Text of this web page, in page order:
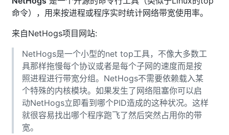
命令），用来按进程或程序实时统计网络带宽使用率。
来自NetHogs项目网站:
NetHogs是一个小型的net top工具，不像大多数工
具那样拖慢每个协议或者是每个子网的速度而是按
照进程进行带宽分组。NetHogs不需要依赖载入某
个特殊的内核模块。如果发生了网络阻塞你可以启
动NetHogs立即看到哪个PID造成的这种状况。这样
就很容易找出哪个程序跑飞了然后突然占用你的带
宽。